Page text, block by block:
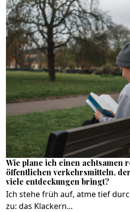
Wie plane ich einen achtsamen
öffentlichen verkehrsmitteln,
viele entdeckungen bringt?
Ich stehe früh auf, atme tief
zu: das Klackern...